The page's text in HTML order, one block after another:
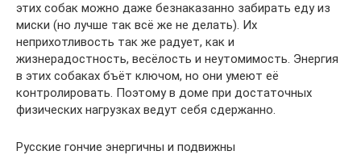
этих собак можно даже безнаказанно забирать еду из
миски (но лучше так всё же не делать). Их
неприхотливость так же радует, как и
жизнерадостность, весёлость и неутомимость. Энергия
в этих собаках бъёт ключом, но они умеют её
контролировать. Поэтому в доме при достаточных
физических нагрузках ведут себя сдержанно.
Русские гончие энергичны и подвижны